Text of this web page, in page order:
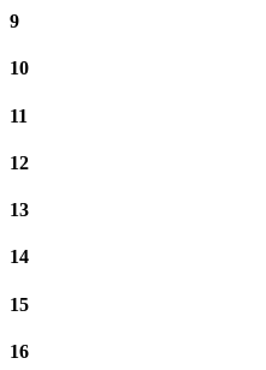
9
10
11
12
13
14
15
16